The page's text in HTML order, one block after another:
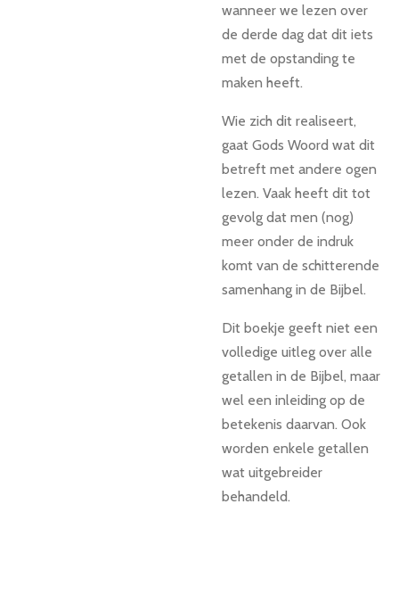
wanneer we lezen over
de derde dag dat dit iets
met de opstanding te
maken heeft.
Wie zich dit realiseert,
gaat Gods Woord wat dit
betreft met andere ogen
lezen. Vaak heeft dit tot
gevolg dat men (nog)
meer onder de indruk
komt van de schitterende
samenhang in de Bijbel.
Dit boekje geeft niet een
volledige uitleg over alle
getallen in de Bijbel, maar
wel een inleiding op de
betekenis daarvan. Ook
worden enkele getallen
wat uitgebreider
behandeld.